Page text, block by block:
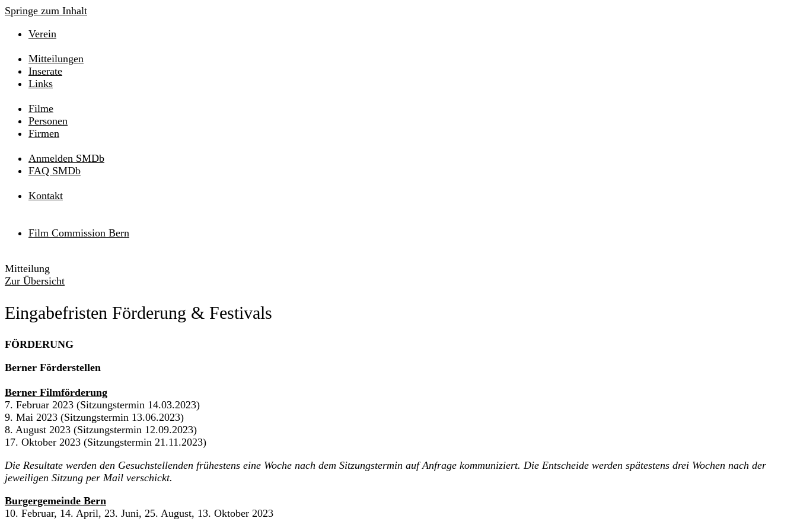
Springe zum Inhalt
Verein
Mitteilungen
Inserate
Links
Filme
Personen
Firmen
Anmelden SMDb
FAQ SMDb
Kontakt
Film Commission Bern
Mitteilung
Zur Übersicht
Eingabefristen Förderung & Festivals
FÖRDERUNG
Berner Förderstellen
Berner Filmförderung
7. Februar 2023 (Sitzungstermin 14.03.2023)
9. Mai 2023 (Sitzungstermin 13.06.2023)
8. August 2023 (Sitzungstermin 12.09.2023)
17. Oktober 2023 (Sitzungstermin 21.11.2023)
Die Resultate werden den Gesuchstellenden frühestens eine Woche nach dem Sitzungstermin auf Anfrage kommuniziert. Die Entscheide werden spätestens drei Wochen nach der
jeweiligen Sitzung per Mail verschickt.
Burgergemeinde Bern
10. Februar, 14. April, 23. Juni, 25. August, 13. Oktober 2023